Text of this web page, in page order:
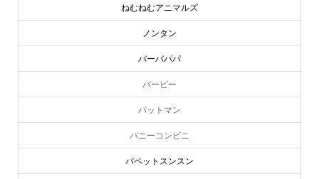
ねむねむアニマルズ
ノンタン
バーバパパ
バービー
バットマン
バニーコンビニ
パペットスンスン